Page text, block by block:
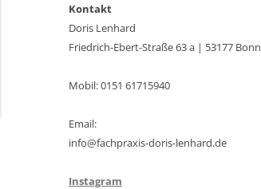
Kontakt
Doris Lenhard
Friedrich-Ebert-Straße 63 a | 53177 Bonn
Mobil: 0151 61715940
Email:
info@fachpraxis-doris-lenhard.de
Instagram